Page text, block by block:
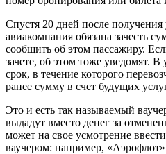
Спустя 20 дней после
авиакомпания обязана зачесть
сообщить об этом пассажиру.
зачете, об этом тоже уведомят. В
срок, в течение которого
ранее сумму в счет будущих
Это и есть так называемый
выдадут вместо денег за
может на свое усмотрение
ваучером: например, «Аэрофлот»